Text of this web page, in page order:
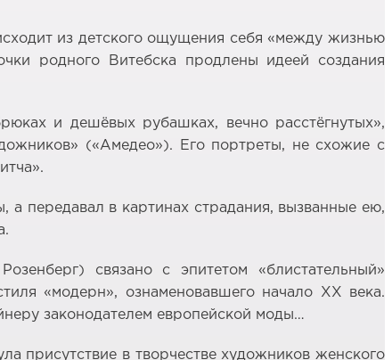
из детского ощущения себя «между жизнью
родного Витебска продлены идеей создания
и дешёвых рубашках, вечно расстёгнутых»,
(«Амедео»). Его портреты, не схожие с
передавал в картинах страдания, вызванные ею,
связано с эпитетом «блистательный»
«модерн», ознаменовавшего начало ХХ века.
законодателем европейской моды…
присутствие в творчестве художников женского